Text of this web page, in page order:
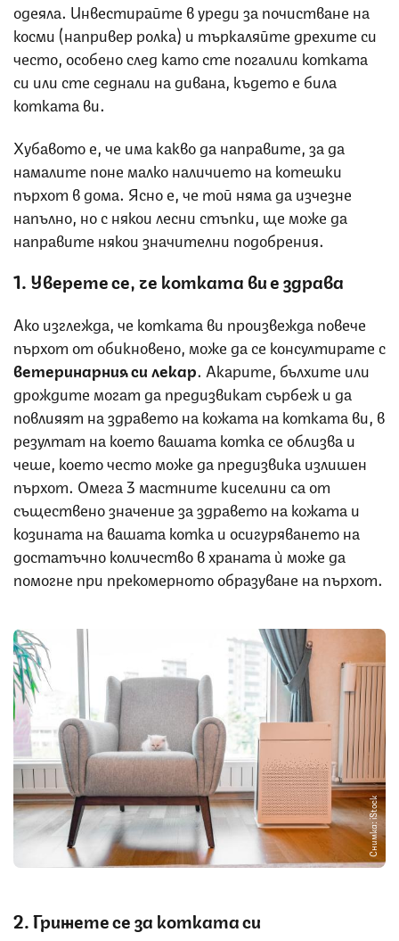
одеяла. Инвестирайте в уреди за почистване на
косми (напривер ролка) и търкаляйте дрехите си
често, особено след като сте погалили котката
си или сте седнали на дивана, където е била
котката ви.
Хубавото е, че има какво да направите, за да
намалите поне малко наличието на котешки
пърхот в дома. Ясно е, че той няма да изчезне
напълно, но с някои лесни стъпки, ще може да
направите някои значителни подобрения.
1. Уверете се, че котката ви е здрава
Ако изглежда, че котката ви произвежда повече
пърхот от обикновено, може да се консултирате с
ветеринарния си лекар. Акарите, бълхите или
дрождите могат да предизвикат сърбеж и да
повлияят на здравето на кожата на котката ви, в
резултат на което вашата котка се облизва и
чеше, което често може да предизвика излишен
пърхот. Омега 3 мастните киселини са от
съществено значение за здравето на кожата и
козината на вашата котка и осигуряването на
достатъчно количество в храната ѝ може да
помогне при прекомерното образуване на пърхот.
Снимка: iStock
2. Грижете се за котката си